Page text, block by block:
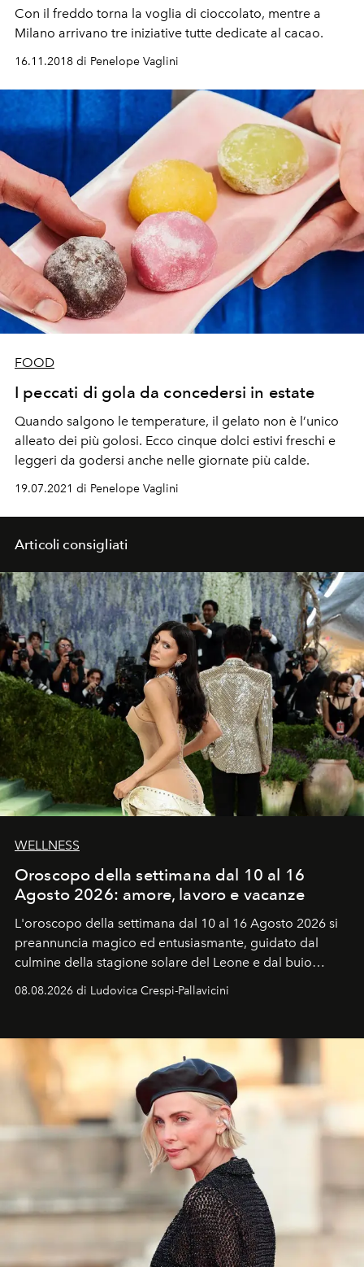
Con il freddo torna la voglia di cioccolato, mentre a
Milano arrivano tre iniziative tutte dedicate al cacao.
16.11.2018 di Penelope Vaglini
FOOD
I peccati di gola da concedersi in estate
Quando salgono le temperature, il gelato non è l’unico
alleato dei più golosi. Ecco cinque dolci estivi freschi e
leggeri da godersi anche nelle giornate più calde.
19.07.2021 di Penelope Vaglini
Articoli consigliati
WELLNESS
Oroscopo della settimana dal 10 al 16
Agosto 2026: amore, lavoro e vacanze
L'oroscopo della settimana dal 10 al 16 Agosto 2026 si
preannuncia magico ed entusiasmante, guidato dal
culmine della stagione solare del Leone e dal buio
ideale per la notte delle Perseidi.
08.08.2026 di Ludovica Crespi-Pallavicini